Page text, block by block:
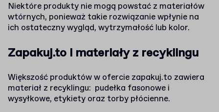
Niektóre produkty nie mogą powstać z materiałów
wtórnych, ponieważ takie rozwiązanie wpłynie na
ich ostateczny wygląd, wytrzymałość lub kolor.
Zapakuj.to i materiały z recyklingu
Większość produktów w ofercie zapakuj.to zawiera
materiał z recyklingu: pudełka fasonowe i
wysyłkowe, etykiety oraz torby płócienne.